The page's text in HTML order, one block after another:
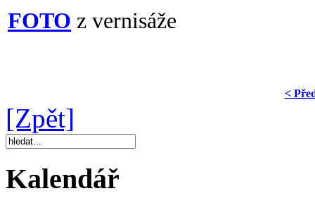
FOTO z vernisáže
<
[Zpět]
Kalendář